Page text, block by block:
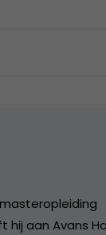
hij aan Avans